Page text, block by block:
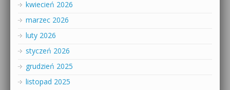
kwiecień 2026
marzec 2026
luty 2026
styczeń 2026
grudzień 2025
listopad 2025